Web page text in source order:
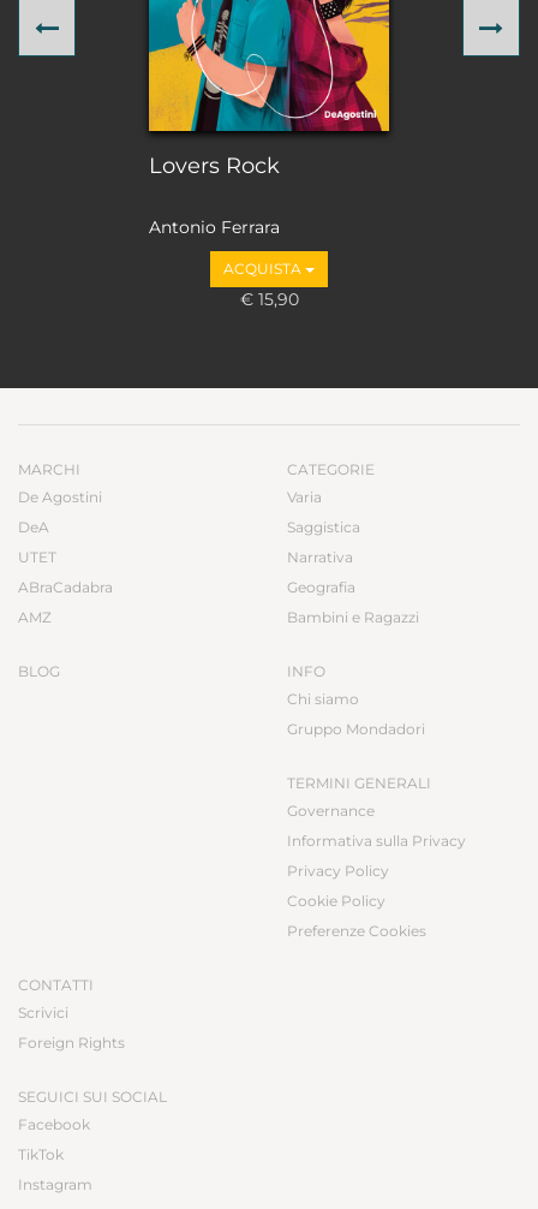
Lovers Rock
Antonio Ferrara
ACQUISTA
€ 15,90
Previous
MARCHI
De Agostini
DeA
UTET
ABraCadabra
AMZ
BLOG
CATEGORIE
Varia
Saggistica
Narrativa
Geografia
Bambini e Ragazzi
INFO
Chi siamo
Gruppo Mondadori
TERMINI GENERALI
Governance
Informativa sulla Privacy
Privacy Policy
Cookie Policy
Preferenze Cookies
CONTATTI
Scrivici
Foreign Rights
SEGUICI SUI SOCIAL
Facebook
TikTok
Instagram